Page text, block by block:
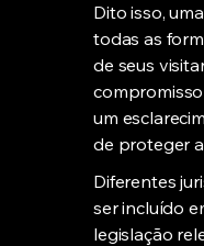
Dito isso,
todas as
de seus
um
de proteger
Diferentes
ser incluído
legislação